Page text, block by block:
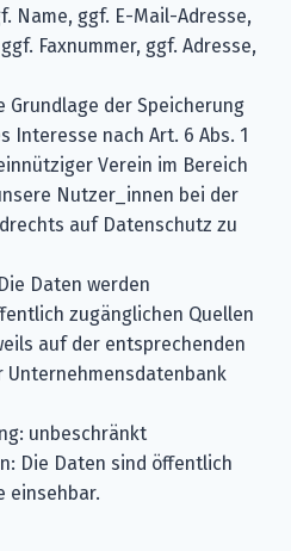
Name, ggf. E-Mail-Adresse,
Faxnummer, ggf. Adresse,
Grundlage der Speicherung
Interesse nach Art. 6 Abs. 1
Verein im Bereich
Nutzer_innen bei der
auf Datenschutz zu
Daten werden
zugänglichen Quellen
auf der entsprechenden
Unternehmensdatenbank
unbeschränkt
Die Daten sind öffentlich
einsehbar.